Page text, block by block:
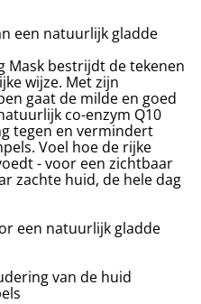
een natuurlijk gladde
Mask bestrijdt de tekenen
wijze. Met zijn
gaat de milde en goed
co-enzym Q10
tegen en vermindert
Voel hoe de rijke
- voor een zichtbaar
zachte huid, de hele dag
een natuurlijk gladde
van de huid